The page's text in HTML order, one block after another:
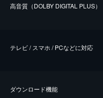
⾼⾳質（DOLBY DIGITAL PLUS）
テレビ / スマホ / PCなどに対応
ダウンロード機能